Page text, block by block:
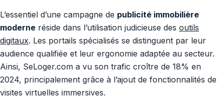
L’essentiel d’une campagne de publicité immobilière
moderne réside dans l’utilisation judicieuse des outils
digitaux. Les portails spécialisés se distinguent par leur
audience qualifiée et leur ergonomie adaptée au secteur.
Ainsi, SeLoger.com a vu son trafic croître de 18% en
2024, principalement grâce à l’ajout de fonctionnalités de
visites virtuelles immersives.